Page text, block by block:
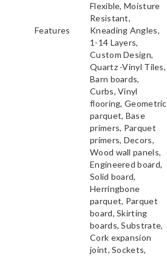
Features
Flexible, Moisture
Resistant,
Kneading Angles,
1-14 Layers,
Custom Design,
Quartz -Vinyl Tiles,
Barn boards,
Curbs, Vinyl
flooring, Geometric
parquet, Base
primers, Parquet
primers, Decors,
Wood wall panels,
Engineered board,
Solid board,
Herringbone
parquet, Parquet
board, Skirting
boards, Substrate,
Cork expansion
joint, Sockets,